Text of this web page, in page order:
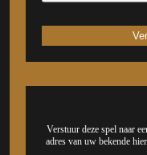
Verstuur deze spel naar
adres van uw bekende